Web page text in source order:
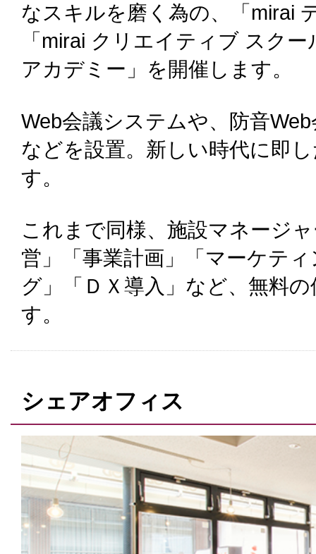
なスキルを磨く為の、「mirai
「mirai クリエイティブ スク
アカデミー」を開催します。
Web会議システムや、防音
などを設置。新しい時代に即
す。
これまで同様、施設マネージ
営」「事業計画」「マーケテ
グ」「ＤＸ導入」など、無料
す。
シェアオフィス